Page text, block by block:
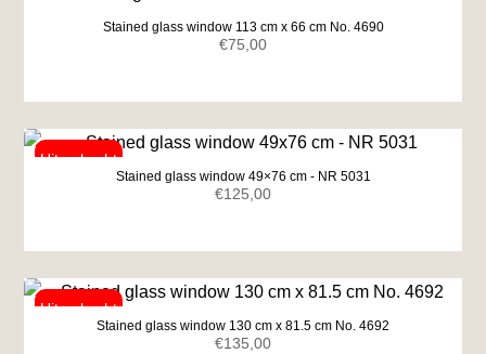
Stained glass window 113 cm x 66 cm No. 4690
€75,00
Stained glass window 49×76 cm - NR 5031
€125,00
Stained glass window 130 cm x 81.5 cm No. 4692
€135,00